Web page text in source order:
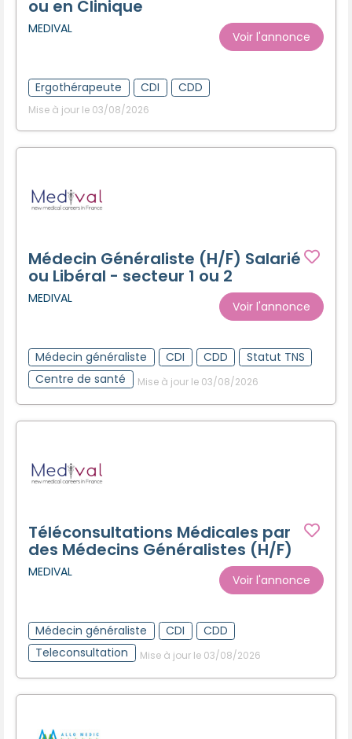
ou en Clinique
MEDIVAL
Voir l'annonce
Ergothérapeute CDI CDD
Mise à jour le 03/08/2026
Médecin Généraliste (H/F) Salarié
ou Libéral - secteur 1 ou 2
MEDIVAL
Voir l'annonce
Médecin généraliste CDI CDD
Statut TNS
Centre de santé
Mise à jour le 03/08/2026
Téléconsultations Médicales par
des Médecins Généralistes (H/F)
MEDIVAL
Voir l'annonce
Médecin généraliste CDI
CDD
Teleconsultation
Mise à jour le 03/08/2026